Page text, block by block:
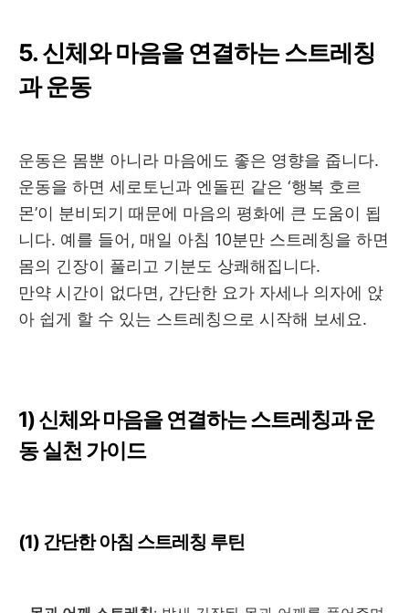
5.신체와 마음을 연결하는 스트레칭
과 운동
운동은 몸뿐 아니라 마음에도 좋은 영향을 줍니다.
운동을 하면 세로토닌과 엔돌핀 같은 ‘행복 호르
몬’이 분비되기 때문에 마음의 평화에 큰 도움이 됩
니다. 예를 들어 , 매일 아침 10분만 스트레칭을 하면
몸의 긴장이 풀리고 기분도 상쾌해집니다.
만약 시간이 없다면 , 간단한 요가 자세나 의자에 앉
아 쉽게 할 수 있는 스트레칭으로 시작해 보세요.
1)신체와 마음을 연결하는 스트레칭과 운
동 실천 가이드
(1) 간단한 아침 스트레칭 루틴